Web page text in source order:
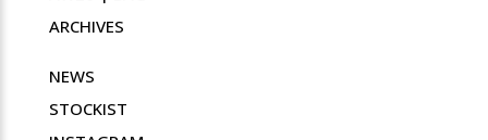
ARCHIVES
NEWS
STOCKIST